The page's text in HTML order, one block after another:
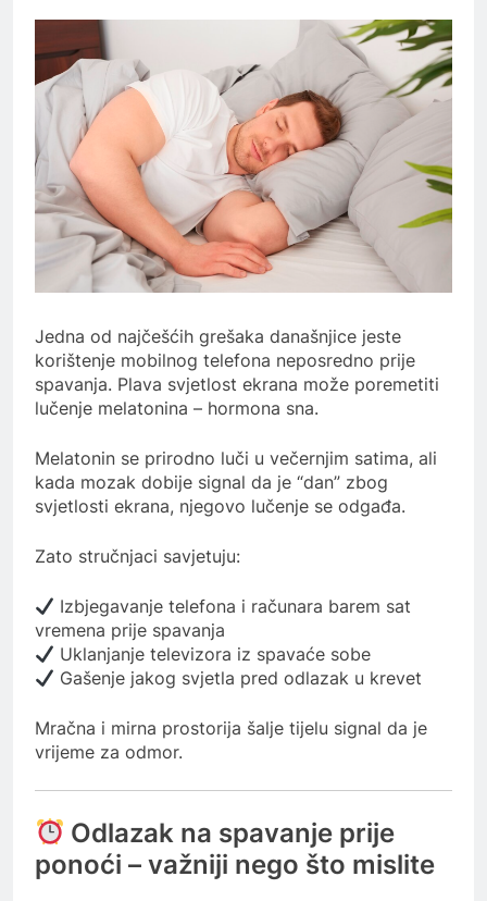
Jedna od najčešćih grešaka današnjice jeste
korištenje mobilnog telefona neposredno prije
spavanja. Plava svjetlost ekrana može poremetiti
lučenje melatonina – hormona sna.
Melatonin se prirodno luči u večernjim satima, ali
kada mozak dobije signal da je “dan” zbog
svjetlosti ekrana, njegovo lučenje se odgađa.
Zato stručnjaci savjetuju:
Izbjegavanje telefona i računara barem sat
vremena prije spavanja
Uklanjanje televizora iz spavaće sobe
Gašenje jakog svjetla pred odlazak u krevet
Mračna i mirna prostorija šalje tijelu signal da je
vrijeme za odmor.
Odlazak na spavanje prije
ponoći – važniji nego što mislite